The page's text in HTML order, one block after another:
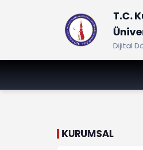
T.C.
Dijital
KURUMSAL